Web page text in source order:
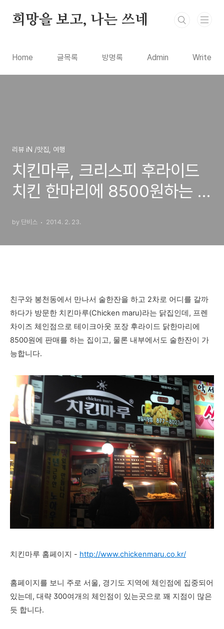
희망을 보고, 나는 쓰네
Home 글목록 방명록 Admin Write
리뷰 iN /맛집, 여행
치킨마루, 크리스피 후라이드
치킨 한마리에 8500원하는 저
기
by 단비스 2014. 2. 23.
친구와 봉천동에서 만나서 술한잔을 하고 2차로 어디를 갈까
하다가 방문한 치킨마루(Chicken maru)라는 닭집인데, 프렌
차이즈 체인점으로 테이크아웃 포장 후라이드 닭한마리에
8500원에 판매를 하는 집이고, 물론 내부에서도 술한잔이 가
능합니다.
치킨마루 홈페이지 - http://www.chickenmaru.co.kr/
홈페이지를 보니 주로 서울, 경기도 지역에 체인점에 집중되어
있는데, 대략 300여개의 체인점이 있는곳으로 꽤 지점이 많은
듯 합니다.